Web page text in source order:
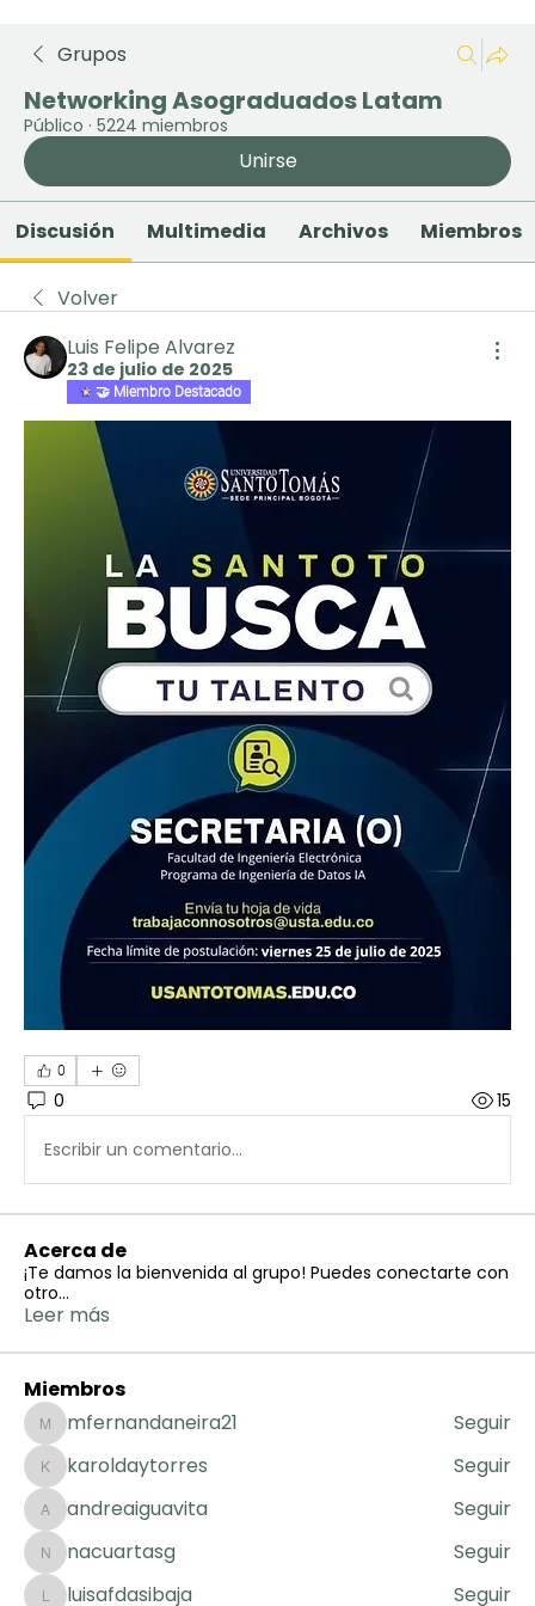
Grupos
Networking Asograduados Latam
Público · 5224 miembros
Unirse
Discusión Multimedia Archivos Miembros
Volver
Luis Felipe Alvarez
23 de julio de 2025
🤝 Miembro Destacado
0
0 15
Escribir un comentario...
Acerca de
¡Te damos la bienvenida al grupo! Puedes conectarte con
otro...
Leer más
Miembros
mfernandaneira21
mfernandaneira21 Seguir
karoldaytorres
karoldaytorres Seguir
andreaiguavita
andreaiguavita Seguir
nacuartasg
nacuartasg Seguir
luisafdasibaja Seguir